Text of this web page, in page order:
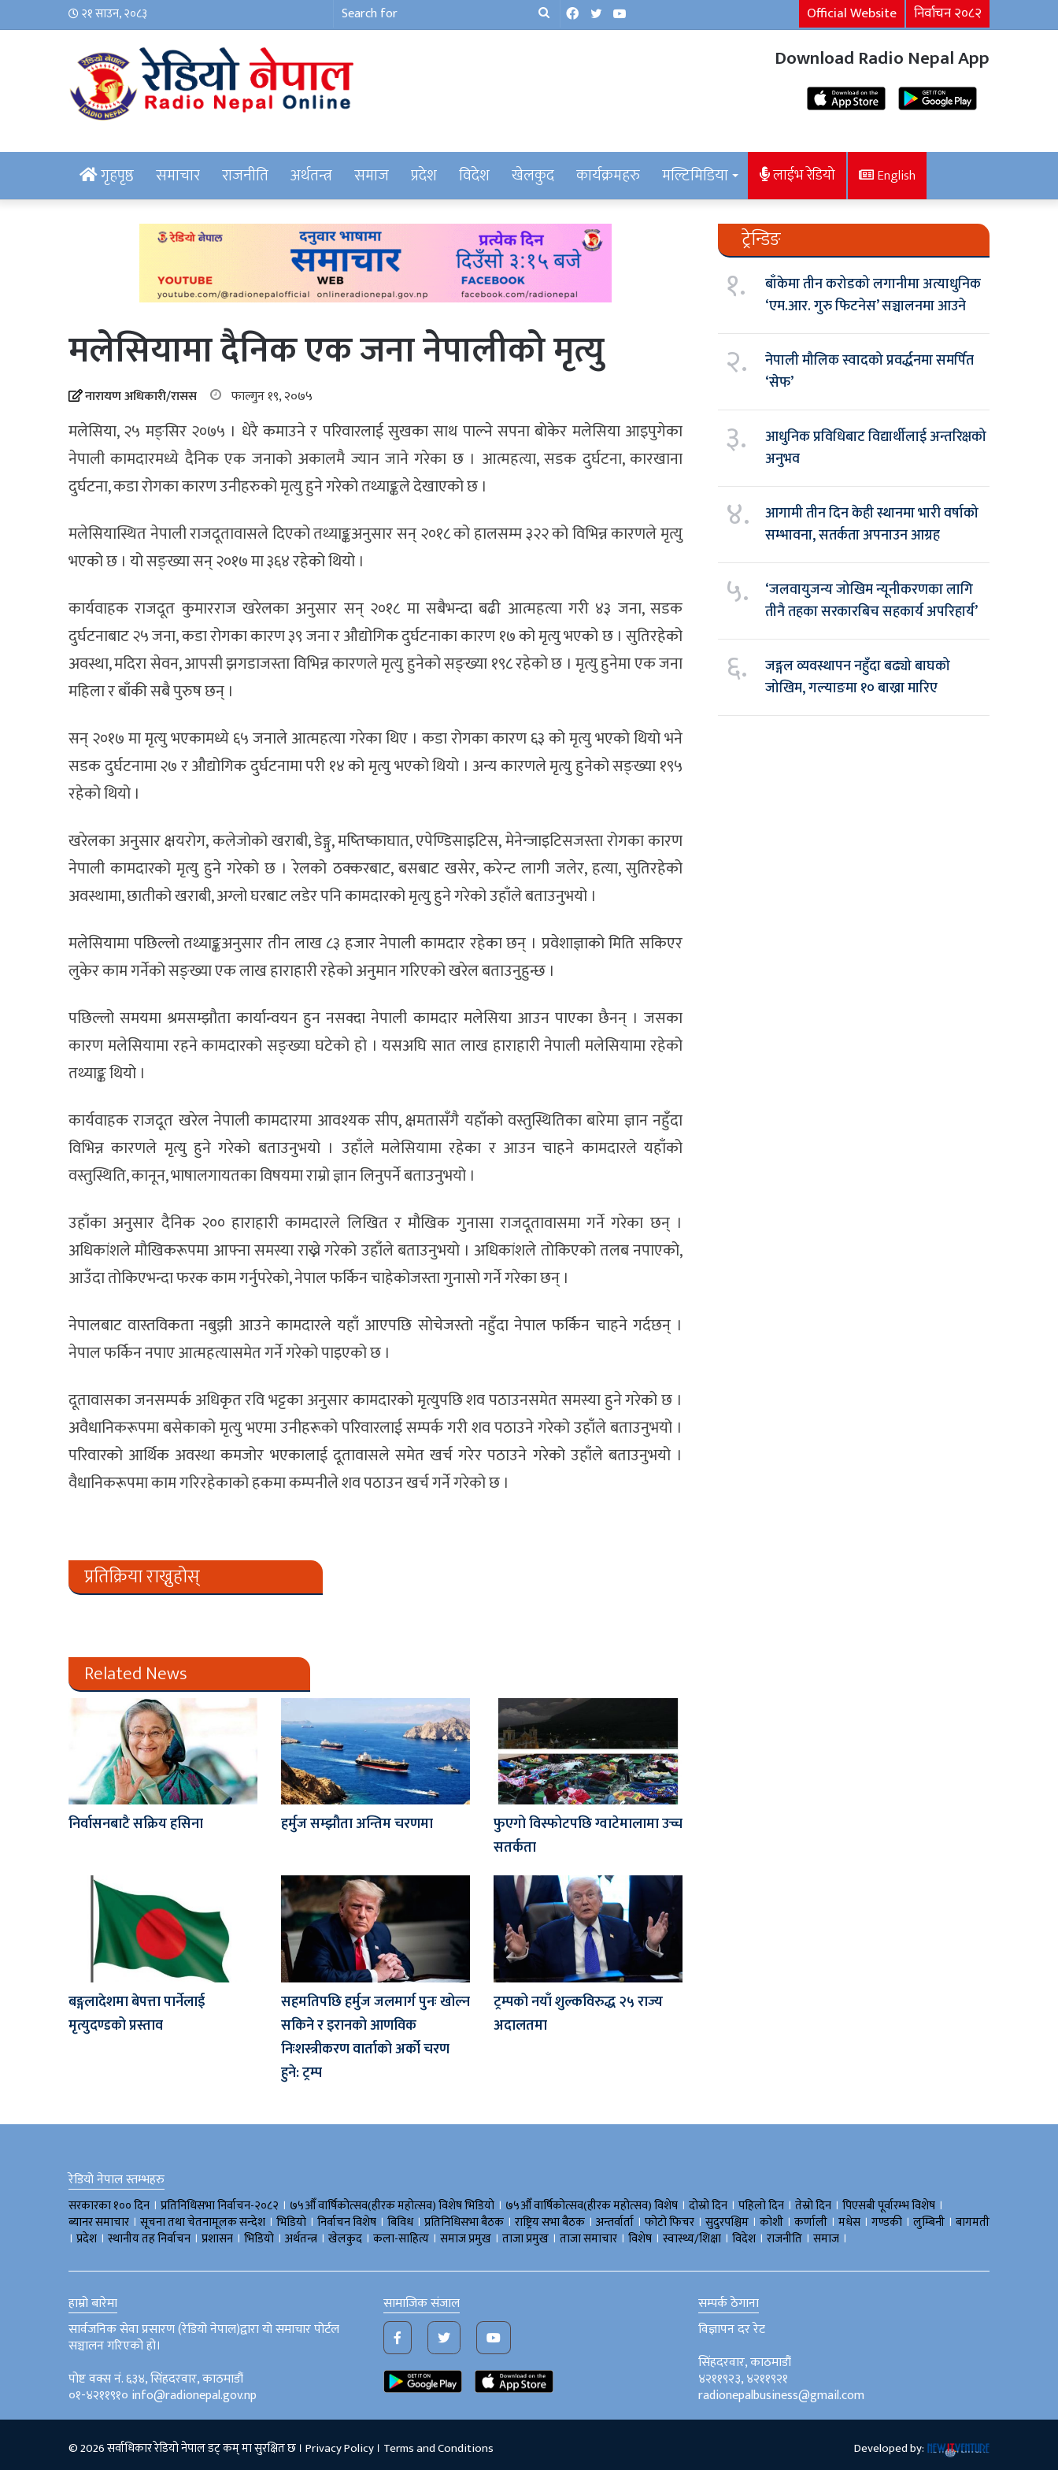
२१ साउन, २०८३
SearchFacebook
TwitterYouTube Official Website निर्वाचन २०८२
Download Radio Nepal App
गृहपृष्ठ समाचार राजनीति अर्थतन्त्र समाज प्रदेश विदेश खेलकुद कार्यक्रमहरु मल्टिमिडिया लाईभ रेडियो English
मलेसियामा दैनिक एक जना नेपालीको मृत्यु
नारायण अधिकारी/रासस फाल्गुन १९, २०७५
मलेसिया, २५ मङ्सिर २०७५ । धेरै कमाउने र परिवारलाई सुखका साथ पाल्ने सपना बोकेर मलेसिया आइपुगेका
नेपाली कामदारमध्ये दैनिक एक जनाको अकालमै ज्यान जाने गरेका छ । आत्महत्या, सडक दुर्घटना, कारखाना
दुर्घटना, कडा रोगका कारण उनीहरुको मृत्यु हुने गरेको तथ्याङ्कले देखाएको छ ।
मलेसियास्थित नेपाली राजदूतावासले दिएको तथ्याङ्कअनुसार सन् २०१८ को हालसम्म ३२२ को विभिन्न कारणले मृत्यु
भएको छ । यो सङ्ख्या सन् २०१७ मा ३६४ रहेको थियो ।
कार्यवाहक राजदूत कुमारराज खरेलका अनुसार सन् २०१८ मा सबैभन्दा बढी आत्महत्या गरी ४३ जना, सडक
दुर्घटनाबाट २५ जना, कडा रोगका कारण ३९ जना र औद्योगिक दुर्घटनाका कारण १७ को मृत्यु भएको छ । सुतिरहेको
अवस्था, मदिरा सेवन, आपसी झगडाजस्ता विभिन्न कारणले मृत्यु हुनेको सङ्ख्या १९८ रहेको छ । मृत्यु हुनेमा एक जना
महिला र बाँकी सबै पुरुष छन् ।
सन् २०१७ मा मृत्यु भएकामध्ये ६५ जनाले आत्महत्या गरेका थिए । कडा रोगका कारण ६३ को मृत्यु भएको थियो भने
सडक दुर्घटनामा २७ र औद्योगिक दुर्घटनामा परी १४ को मृत्यु भएको थियो । अन्य कारणले मृत्यु हुनेको सङ्ख्या १९५
रहेको थियो ।
खरेलका अनुसार क्षयरोग, कलेजोको खराबी, डेङ्गु, मष्तिष्काघात, एपेण्डिसाइटिस, मेनेन्जाइटिसजस्ता रोगका कारण
नेपाली कामदारको मृत्यु हुने गरेको छ । रेलको ठक्करबाट, बसबाट खसेर, करेन्ट लागी जलेर, हत्या, सुतिरहेको
अवस्थामा, छातीको खराबी, अग्लो घरबाट लडेर पनि कामदारको मृत्यु हुने गरेको उहाँले बताउनुभयो ।
मलेसियामा पछिल्लो तथ्याङ्कअनुसार तीन लाख ८३ हजार नेपाली कामदार रहेका छन् । प्रवेशाज्ञाको मिति सकिएर
लुकेर काम गर्नेको सङ्ख्या एक लाख हाराहारी रहेको अनुमान गरिएको खरेल बताउनुहुन्छ ।
पछिल्लो समयमा श्रमसम्झौता कार्यान्वयन हुन नसक्दा नेपाली कामदार मलेसिया आउन पाएका छैनन् । जसका
कारण मलेसियामा रहने कामदारको सङ्ख्या घटेको हो । यसअघि सात लाख हाराहारी नेपाली मलेसियामा रहेको
तथ्याङ्क थियो ।
कार्यवाहक राजदूत खरेल नेपाली कामदारमा आवश्यक सीप, क्षमतासँगै यहाँको वस्तुस्थितिका बारेमा ज्ञान नहुँदा
विभिन्न कारणले मृत्यु हुने गरेको बताउनुभयो । उहाँले मलेसियामा रहेका र आउन चाहने कामदारले यहाँको
वस्तुस्थिति, कानून, भाषालगायतका विषयमा राम्रो ज्ञान लिनुपर्ने बताउनुभयो ।
उहाँका अनुसार दैनिक २०० हाराहारी कामदारले लिखित र मौखिक गुनासा राजदूतावासमा गर्ने गरेका छन् ।
अधिकांशले मौखिकरूपमा आफ्ना समस्या राख्ने गरेको उहाँले बताउनुभयो । अधिकांशले तोकिएको तलब नपाएको,
आउँदा तोकिएभन्दा फरक काम गर्नुपरेको, नेपाल फर्किन चाहेकोजस्ता गुनासो गर्ने गरेका छन् ।
नेपालबाट वास्तविकता नबुझी आउने कामदारले यहाँ आएपछि सोचेजस्तो नहुँदा नेपाल फर्किन चाहने गर्दछन् ।
नेपाल फर्किन नपाए आत्महत्यासमेत गर्ने गरेको पाइएको छ ।
दूतावासका जनसम्पर्क अधिकृत रवि भट्टका अनुसार कामदारको मृत्युपछि शव पठाउनसमेत समस्या हुने गरेको छ ।
अवैधानिकरूपमा बसेकाको मृत्यु भएमा उनीहरूको परिवारलाई सम्पर्क गरी शव पठाउने गरेको उहाँले बताउनुभयो ।
परिवारको आर्थिक अवस्था कमजोर भएकालाई दूतावासले समेत खर्च गरेर पठाउने गरेको उहाँले बताउनुभयो ।
वैधानिकरूपमा काम गरिरहेकाको हकमा कम्पनीले शव पठाउन खर्च गर्ने गरेको छ ।
प्रतिक्रिया राख्नुहोस्
Related News
निर्वासनबाटै सक्रिय हसिना हर्मुज सम्झौता अन्तिम चरणमा
फुएगो विस्फोटपछि ग्वाटेमालामा उच्च
सतर्कता
बङ्गलादेशमा बेपत्ता पार्नेलाई
मृत्युदण्डको प्रस्ताव
सहमतिपछि हर्मुज जलमार्ग पुनः खोल्न
सकिने र इरानको आणविक
निःशस्त्रीकरण वार्ताको अर्को चरण
हुने: ट्रम्प
ट्रम्पको नयाँ शुल्कविरुद्ध २५ राज्य
अदालतमा
ट्रेन्डिङ
१.
बाँकेमा तीन करोडको लगानीमा अत्याधुनिक
‘एम.आर. गुरु फिटनेस’ सञ्चालनमा आउने
२.
नेपाली मौलिक स्वादको प्रवर्द्धनमा समर्पित
‘सेफ’
३.
आधुनिक प्रविधिबाट विद्यार्थीलाई अन्तरिक्षको
अनुभव
४.
आगामी तीन दिन केही स्थानमा भारी वर्षाको
सम्भावना, सतर्कता अपनाउन आग्रह
५.
‘जलवायुजन्य जोखिम न्यूनीकरणका लागि
तीनै तहका सरकारबिच सहकार्य अपरिहार्य’
६.
जङ्गल व्यवस्थापन नहुँदा बढ्यो बाघको
जोखिम, गल्याङमा १० बाख्रा मारिए
रेडियो नेपाल स्तम्भहरु
सरकारका १०० दिन । प्रतिनिधिसभा निर्वाचन-२०८२ । ७५औँ वार्षिकोत्सव(हीरक महोत्सव) विशेष भिडियाे । ७५औँ वार्षिकोत्सव(हीरक महोत्सव) विशेष । दोस्रो दिन । पहिलो दिन । तेस्रो दिन । पिएसबी पूर्वारम्भ विशेष ।
ब्यानर समाचार । सूचना तथा चेतनामूलक सन्देश । भिडियाे । निर्वाचन विशेष । बिविध। प्रतिनिधिसभा बैठक । राष्ट्रिय सभा बैठक । अन्तर्वार्ता । फोटो फिचर । सुदुरपश्चिम । काेशी । कर्णाली । मधेस । गण्डकी । लुम्बिनी । बागमती
। प्रदेश । स्थानीय तह निर्वाचन । प्रशासन । भिडियो । अर्थतन्त्र । खेलकुद । कला-साहित्य । समाज प्रमुख । ताजा प्रमुख । ताजा समाचार । विशेष । स्वास्थ्य/शिक्षा । विदेश । राजनीति । समाज ।
हाम्रो बारेमा
सार्वजनिक सेवा प्रसारण (रेडियो नेपाल)द्वारा यो समाचार पोर्टल
सञ्चालन गरिएको हो।
पोष्ट वक्स नं. ६३४, सिंहदरवार, काठमाडौं
०१-४२११९१० info@radionepal.gov.np
सामाजिक संजाल
सम्पर्क ठेगाना
विज्ञापन दर रेट
सिंहदरवार, काठमाडौं
४२११९२३, ४२११९२१
radionepalbusiness@gmail.com
© 2026 सर्वाधिकार रेडियो नेपाल डट् कम् मा सुरक्षित छ । Privacy Policy । Terms and Conditions Developed by: